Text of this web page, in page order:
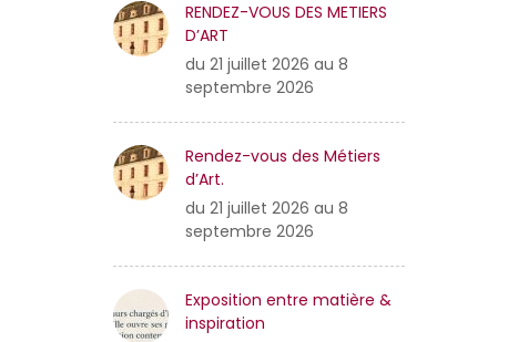
RENDEZ-VOUS DES METIERS
D’ART
du 21 juillet 2026 au 8
septembre 2026
Rendez-vous des Métiers
d’Art.
du 21 juillet 2026 au 8
septembre 2026
Exposition entre matière &
inspiration